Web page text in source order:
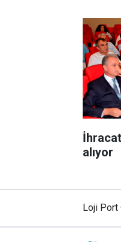
alıyor
Loji